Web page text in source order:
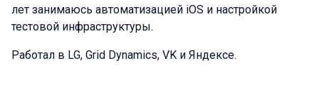
лет занимаюсь автоматизацией iOS и настройкой
тестовой инфраструктуры.
Работал в LG, Grid Dynamics, VK и Яндексе.